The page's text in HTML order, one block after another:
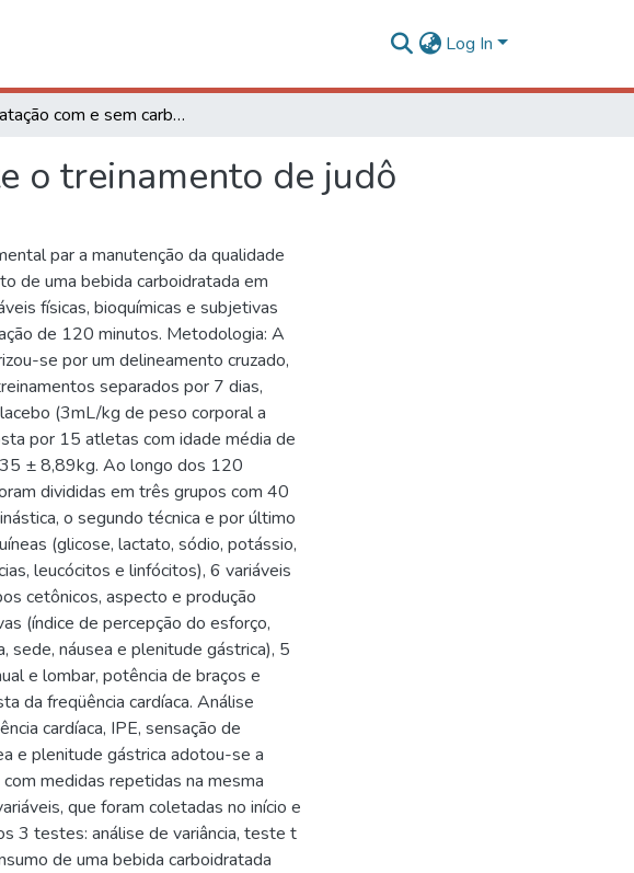
Log In
Hidratação com e sem carboidratos durante o treinamento de judô
o treinamento de judô
par a manutenção da qualidade
de uma bebida carboidratada em
físicas, bioquímicas e subjetivas
de 120 minutos. Metodologia: A
se por um delineamento cruzado,
separados por 7 dias,
(3mL/kg de peso corporal a
por 15 atletas com idade média de
± 8,89kg. Ao longo dos 120
divididas em três grupos com 40
o segundo técnica e por último
(glicose, lactato, sódio, potássio,
leucócitos e linfócitos), 6 variáveis
cetônicos, aspecto e produção
(índice de percepção do esforço,
sede, náusea e plenitude gástrica), 5
e lombar, potência de braços e
da freqüência cardíaca. Análise
cardíaca, IPE, sensação de
e plenitude gástrica adotou-se a
medidas repetidas na mesma
que foram coletadas no início e
3 testes: análise de variância, teste t
de uma bebida carboidratada